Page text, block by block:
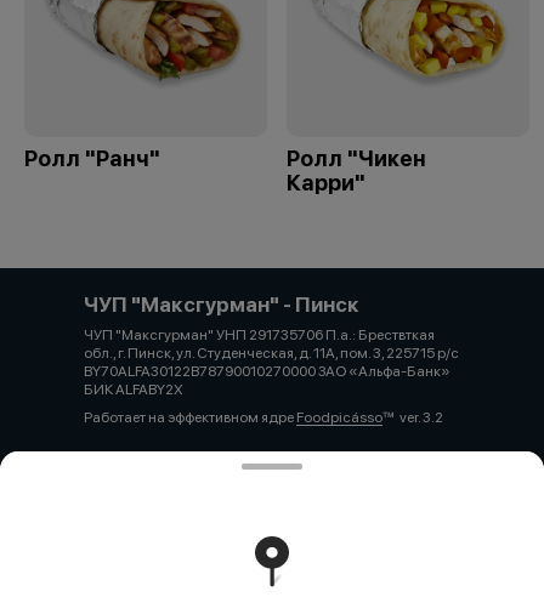
Ролл "Ранч"
Ролл "Чикен
Карри"
ЧУП "Максгурман" - Пинск
ЧУП "Максгурман" УНП 291735706 П.а.: Брествткая
обл., г. Пинск, ул. Студенческая, д. 11А, пом. 3, 225715 р/с
BY70ALFA30122B78790010270000 ЗАО «Альфа-Банк»
БИК ALFABY2X
Работает на эффективном ядре Foodpicássover. 3.2
Политика конфиденциальности
Публичная оферта